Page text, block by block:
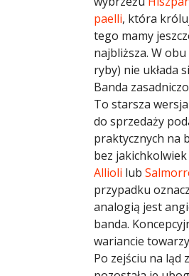
paelli, która
tego mamy
najbliższa. W
ryby) nie układa
Banda
To starsza
do sprzedaży
praktycznych na
bez
Allioli lub
przypadku
analogią jest
banda.
wariancie
Po zejściu na ląd